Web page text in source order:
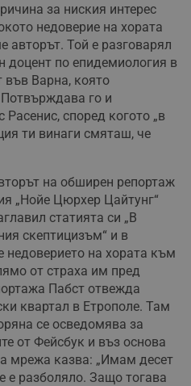
за ниския интерес
недоверие на хората
авторът. Той е разговарял
доцент по епидемиология в
във Варна, която
го и
според когото „в
ти винаги смяташ, че
на обширен репортаж
„Нойе Цюрхер Цайтунг“
статията си „В
скептицизъм“ и в
недоверието на хората към
от страха им пред
Пабст отвежда
квартал в Етрополе. Там
се осведомява за
от Фейсбук и въз основа
мрежа казва: „Имам десет
е разболяло. Защо тогава